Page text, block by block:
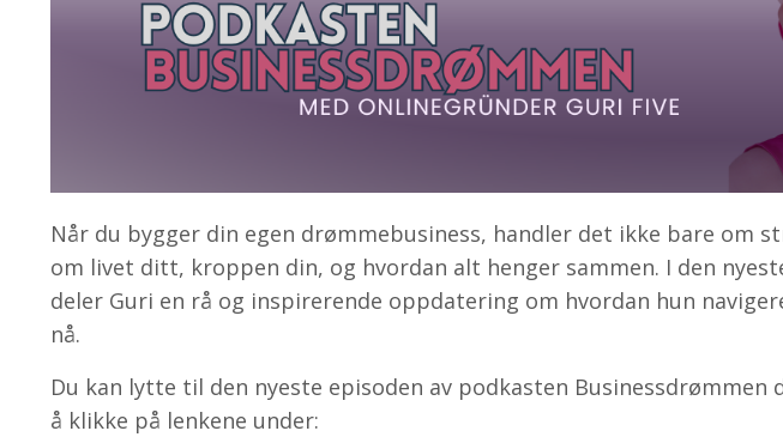
Når du bygger din egen drømmebusiness, handler det ikke bare om
om livet ditt, kroppen din, og hvordan alt henger sammen. I den
deler Guri en rå og inspirerende oppdatering om hvordan hun
nå.
Du kan lytte til den nyeste episoden av podkasten Businessdrømmen
å klikke på lenkene under: